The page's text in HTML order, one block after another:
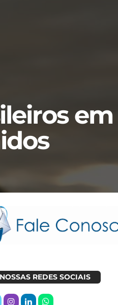
em
REDES SOCIAIS